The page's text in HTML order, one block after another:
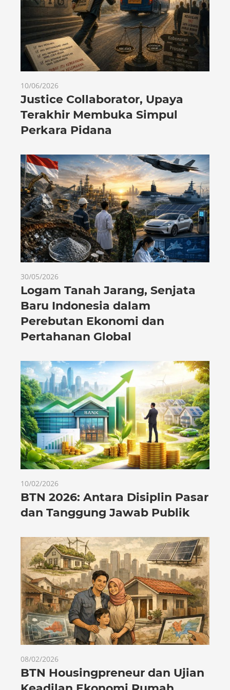
10/06/2026
Justice Collaborator, Upaya
Terakhir Membuka Simpul
Perkara Pidana
30/05/2026
Logam Tanah Jarang, Senjata
Baru Indonesia dalam
Perebutan Ekonomi dan
Pertahanan Global
10/02/2026
BTN 2026: Antara Disiplin Pasar
dan Tanggung Jawab Publik
08/02/2026
BTN Housingpreneur dan Ujian